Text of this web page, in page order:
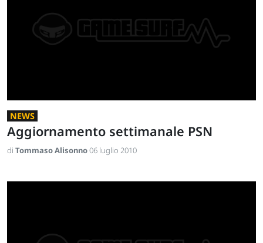
NEWS
Aggiornamento settimanale PSN
di Tommaso Alisonno06 luglio 2010